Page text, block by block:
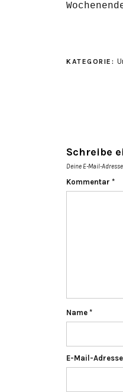
KATEGORIE:
Schreibe
Deine E-Mail-
Kommentar *
Name *
E-Mail-Adresse